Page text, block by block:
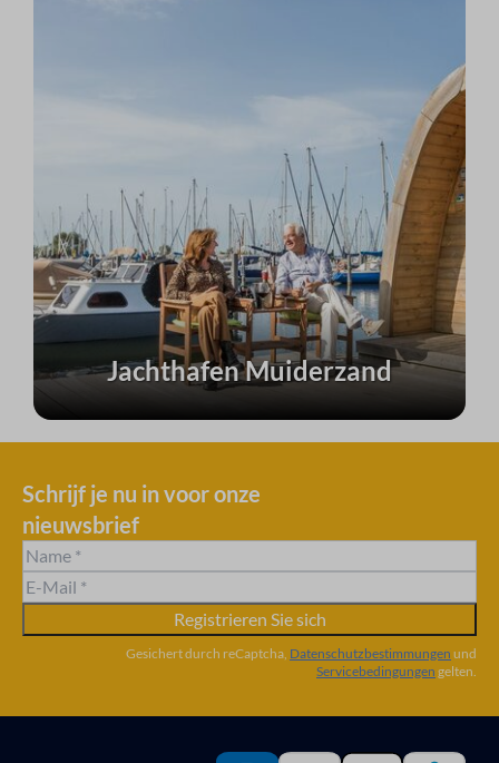
Jachthafen Muiderzand
Schrijf je nu in voor onze
nieuwsbrief
Registrieren Sie sich
Gesichert durch reCaptcha, Datenschutzbestimmungen und
Servicebedingungen gelten.